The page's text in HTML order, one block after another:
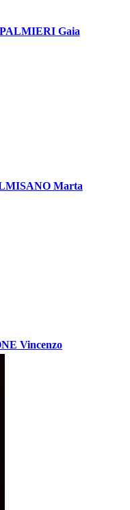
Gaia
Marta
Vincenzo